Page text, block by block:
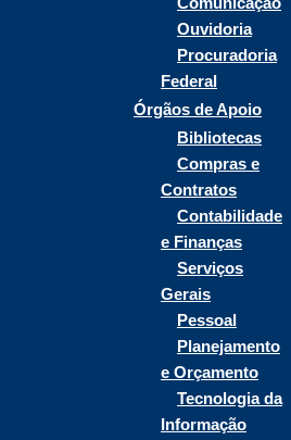
Ouvidoria
Procuradoria
Federal
Órgãos de Apoio
Bibliotecas
Compras e
Contratos
Contabilidade
e Finanças
Serviços
Gerais
Pessoal
Planejamento
e Orçamento
Tecnologia da
Informação